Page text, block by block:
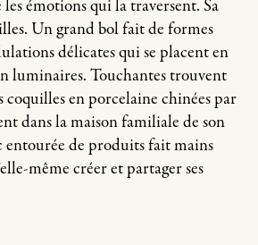
les émotions qui la traversent. Sa
Un grand bol fait de formes
délicates qui se placent en
luminaires. Touchantes trouvent
coquilles en porcelaine chinées par
dans la maison familiale de son
entourée de produits fait mains
même créer et partager ses